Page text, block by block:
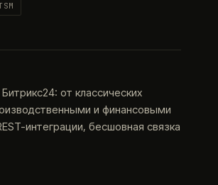
от классических
и финансовыми
интеграции, бесшовная связка